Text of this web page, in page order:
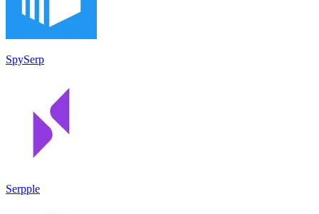
SpySerp
Serpple